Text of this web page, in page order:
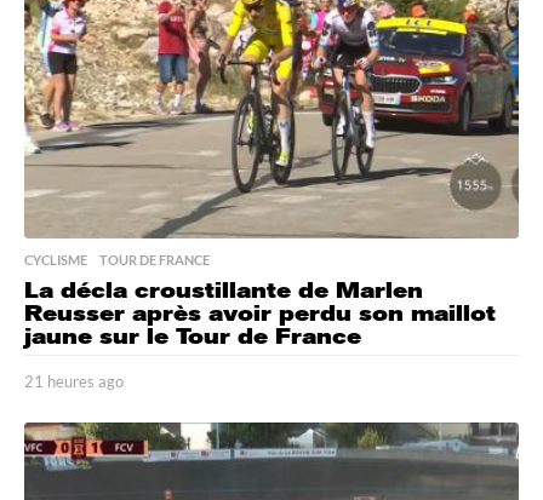
a
g
o
CYCLISME ,TOUR DE FRANCE
La décla croustillante de Marlen
Reusser après avoir perdu son maillot
jaune sur le Tour de France
21 heures ago
h
e